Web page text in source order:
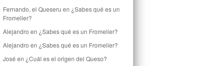
Fernando, el Queseru en ¿Sabes qué es un
Fromelier?
Alejandro en ¿Sabes qué es un Fromelier?
Alejandro en ¿Sabes qué es un Fromelier?
José en ¿Cuál es el origen del Queso?